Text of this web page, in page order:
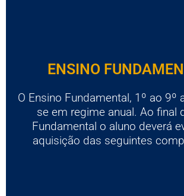
ENSINO
O Ensino Fundamental, 1º ao 9º
se em regime anual. Ao final
Fundamental o aluno deverá
aquisição das seguintes